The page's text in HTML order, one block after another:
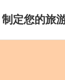
制定您的旅